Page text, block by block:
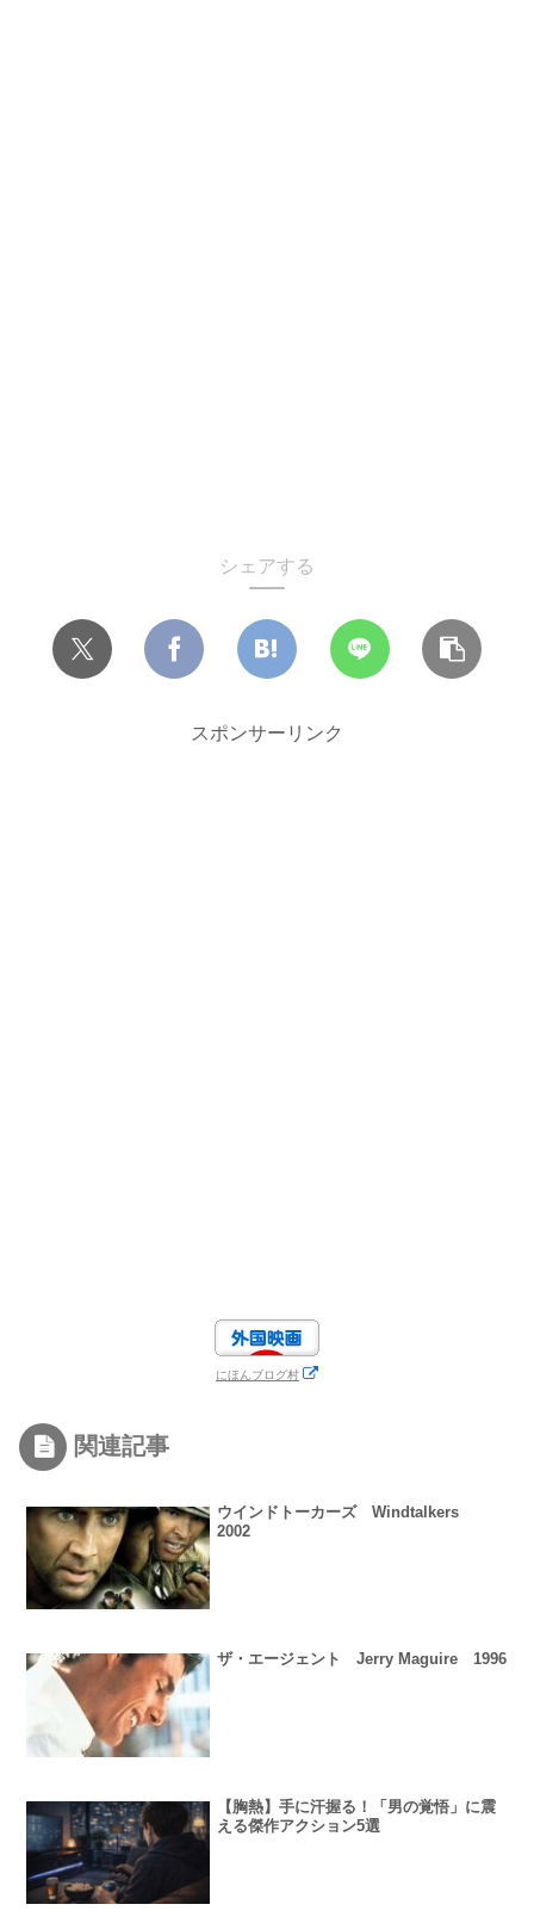
シェアする
スポンサーリンク
にほんブログ村
関連記事
ウインドトーカーズ Windtalkers
2002
ザ・エージェント Jerry Maguire 1996
【胸熱】手に汗握る！「男の覚悟」に震
える傑作アクション5選